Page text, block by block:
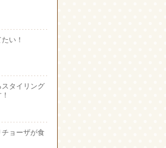
い！
スタイリング
ョーザが食